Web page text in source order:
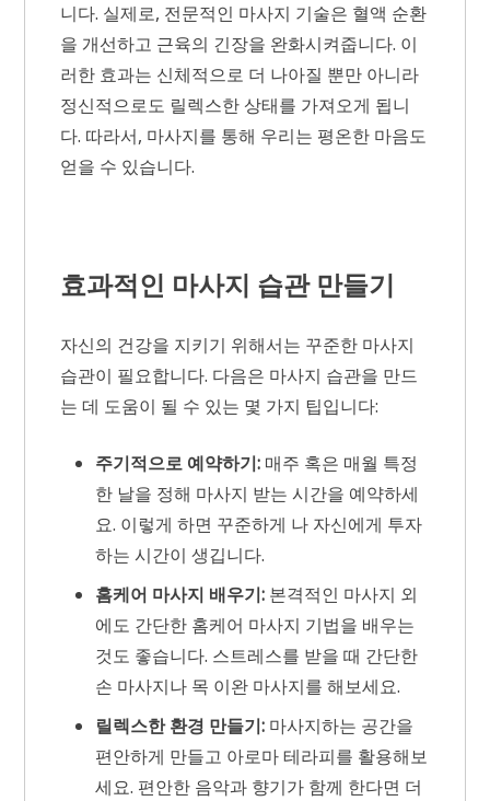
니다. 실제로, 전문적인 마사지 기술은 혈액 순환
을 개선하고 근육의 긴장을 완화시켜줍니다. 이
러한 효과는 신체적으로 더 나아질 뿐만 아니라
정신적으로도 릴렉스한 상태를 가져오게 됩니
다. 따라서, 마사지를 통해 우리는 평온한 마음도
얻을 수 있습니다.
효과적인 마사지 습관 만들기
자신의 건강을 지키기 위해서는 꾸준한 마사지
습관이 필요합니다. 다음은 마사지 습관을 만드
는 데 도움이 될 수 있는 몇 가지 팁입니다:
주기적으로 예약하기: 매주 혹은 매월 특정
한 날을 정해 마사지 받는 시간을 예약하세
요. 이렇게 하면 꾸준하게 나 자신에게 투자
하는 시간이 생깁니다.
홈케어 마사지 배우기: 본격적인 마사지 외
에도 간단한 홈케어 마사지 기법을 배우는
것도 좋습니다. 스트레스를 받을 때 간단한
손 마사지나 목 이완 마사지를 해보세요.
릴렉스한 환경 만들기: 마사지하는 공간을
편안하게 만들고 아로마 테라피를 활용해보
세요. 편안한 음악과 향기가 함께 한다면 더